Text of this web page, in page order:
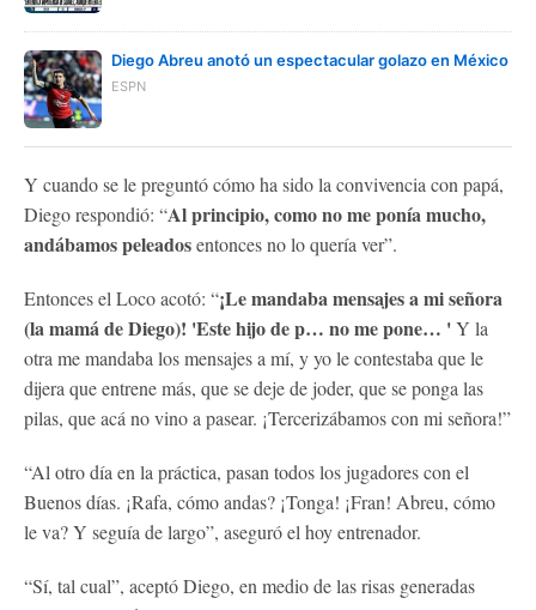
Diego Abreu anotó un espectacular golazo en México
ESPN
Y cuando se le preguntó cómo ha sido la convivencia con papá,
Diego respondió: “Al principio, como no me ponía mucho,
andábamos peleadosentonces no lo quería ver”.
Entonces el Loco acotó: “¡Le mandaba mensajes a mi señora
(la mamá de Diego)! 'Este hijo de p… no me pone… 'Y la
otra me mandaba los mensajes a mí, y yo le contestaba que le
dijera que entrene más, que se deje de joder, que se ponga las
pilas, que acá no vino a pasear. ¡Tercerizábamos con mi señora!”
“Al otro día en la práctica, pasan todos los jugadores con el
Buenos días. ¡Rafa, cómo andas? ¡Tonga! ¡Fran! Abreu, cómo
le va? Y seguía de largo”, aseguró el hoy entrenador.
“Sí, tal cual”, aceptó Diego, en medio de las risas generadas